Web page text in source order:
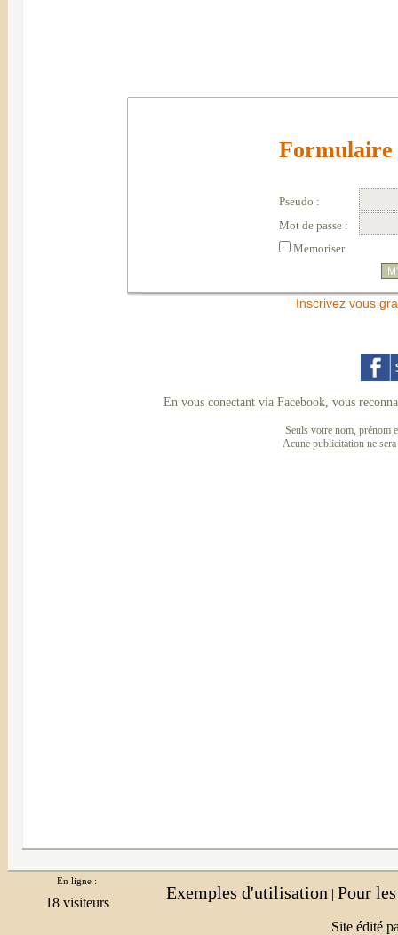
Pseudo :
Mot de passe :
Memoriser
Inscrivez vous
En vous conectant via Facebook, vous
Seuls votre nom, prénom
Acune publicitation ne
En ligne :
Exemples d'utilisation | Pour
Site édité